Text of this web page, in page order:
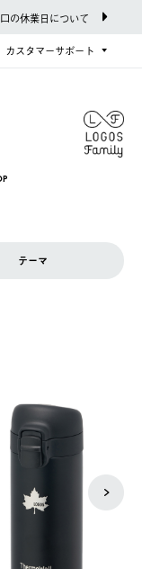
の休業日について
カスタマーサポート
テーマ